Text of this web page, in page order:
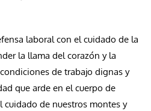
laboral con el cuidado de la
la llama del corazón y la
de trabajo dignas y
que arde en el cuerpo de
cuidado de nuestros montes y